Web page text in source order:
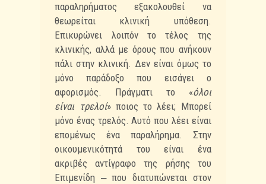
παραληρήματος εξακολουθεί να
θεωρείται κλινική υπόθεση.
Επικυρώνει λοιπόν το τέλος της
κλινικής, αλλά με όρους που ανήκουν
πάλι στην κλινική. Δεν είναι όμως το
μόνο παράδοξο που εισάγει ο
αφορισμός. Πράγματι το «όλοι
είναι τρελοί» ποιος το λέει; Μπορεί
μόνο ένας τρελός. Αυτό που λέει είναι
επομένως ένα παραλήρημα. Στην
οικουμενικότητά του είναι ένα
ακριβές αντίγραφο της ρήσης του
Επιμενίδη ‒ πουδιατυπώνεται στον